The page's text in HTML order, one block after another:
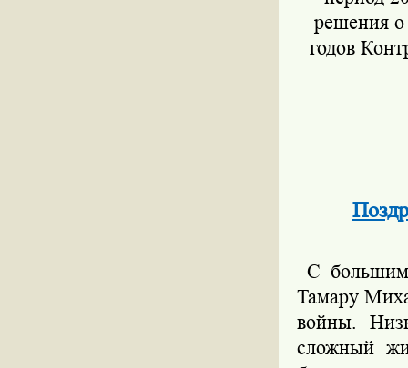
решения о
годов
С
Тамару
войны.
сложный